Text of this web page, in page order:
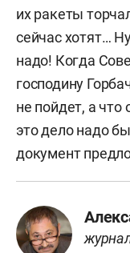
их ракеты
сейчас хотят…
надо! Когда
господину
не пойдет, а что
это дело надо
документ